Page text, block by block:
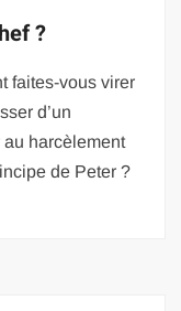
?
faites-vous virer
d’un
harcèlement
de Peter ?